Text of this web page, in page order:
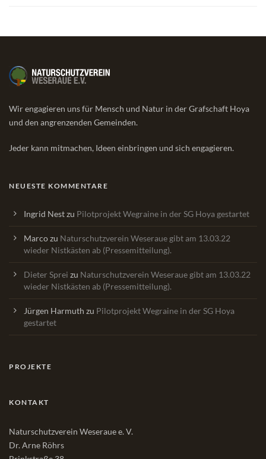
Wir engagieren uns für Mensch und Natur in der Grafschaft Hoya
und den angrenzenden Gemeinden.
Jeder kann mitmachen, Ideen einbringen und sich engagieren.
NEUESTE KOMMENTARE
Ingrid Nestzu Pilotprojekt Wegraine in der SG Hoya gestartet
Marcozu Naturschutzverein Weseraue gibt am 13.03.22
wieder Nistkästen ab (Pressemitteilung).
Dieter Sprei zu Naturschutzverein Weseraue gibt am 13.03.22
wieder Nistkästen ab (Pressemitteilung).
Jürgen Harmuth zu Pilotprojekt Wegraine in der SG Hoya
gestartet
PROJEKTE
KONTAKT
Naturschutzverein Weseraue e. V.
Dr. Arne Röhrs